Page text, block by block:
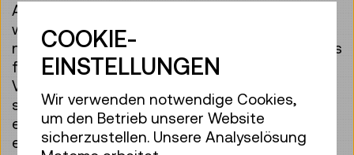
Auf einer spannenden Abenteuerreise finden
wir heraus, wieso Flugzeuge fliegen, Schiffe
nicht sinken und das Vorderrad eines Hochrads
fast so groß wie ein Mensch ist. Welche
Verkehrsmittel dampfen, gleiten oder
schwimmen gegen den Strom? Gemeinsam
entdecken wir verschiede Fahrzeuge und
erforschen eigenhändig wie sie funktionieren.
COOKIE-
EINSTELLUNGEN
Wir verwenden notwendige Cookies,
um den Betrieb unserer Website
sicherzustellen. Unsere Analyselösung